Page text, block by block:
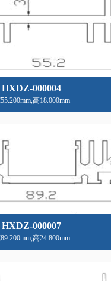
HXDZ-000004
高18.000mm
HXDZ-000007
高24.800mm